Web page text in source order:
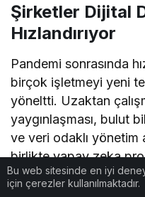
Şirketler Dijital
Hızlandırıyor
Pandemi sonrasında
birçok işletmeyi yeni
yöneltti. Uzaktan
yaygınlaşması, bulut
ve veri odaklı yönetim
birlikte yapay zeka
stratejilerin önemli bir
Bu web sitesinde en iyi
için çerezler kullanılmaktadır.